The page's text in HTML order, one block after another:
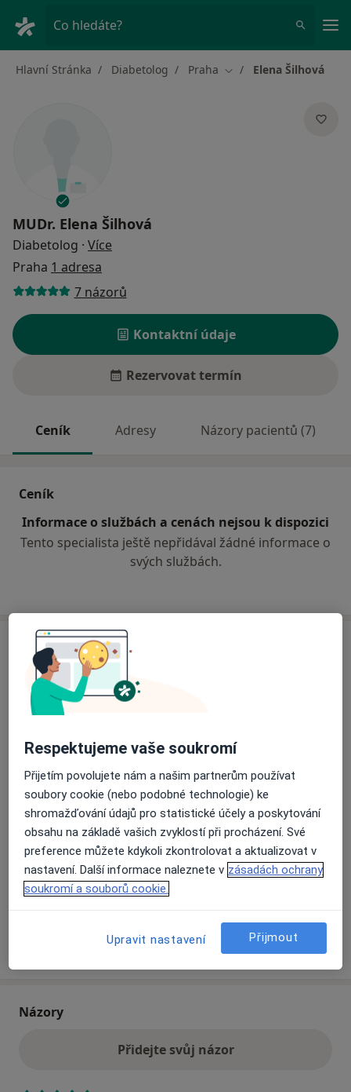
Co hledáte?
Hlavní Stránka Diabetolog Praha Změna města
Elena Šilhová
MUDr. Elena Šilhová
Diabetolog · Více
Praha 1 adresa
7 názorů
Kontaktní údaje
Rezervovat termín
Ceník Adresy Názory pacientů (7)
Ceník
Informace o službách a cenách nejsou k dispozici
Tento specialista ještě nepřidával žádné informace o
svých službách.
Adresa
Fakultní nemocnice Královské Vinohrady
Šrobárova 50, Praha
Přiblížit mapuse otevře v nové záložce
Dostupnost
Na této adrese online kalendář není aktivní
Co mám v takové situaci udělat?
Způsoby platby (soukromé návštěvy)
Na teto adrese lékař přijímá pacienty na pojišťovnu
Víceo adrese
Názory
Přidejte svůj názor
Respektujeme vaše soukromí
Přijetím povolujete nám a našim partnerům používat
soubory cookie (nebo podobné technologie) ke
shromažďování údajů pro statistické účely a poskytování
obsahu na základě vašich zvyklostí při procházení. Své
preference můžete kdykoli zkontrolovat a aktualizovat v
nastavení. Další informace naleznete v zásadách ochrany
soukromí a souborů cookie.
Upravit nastavení Přijmout